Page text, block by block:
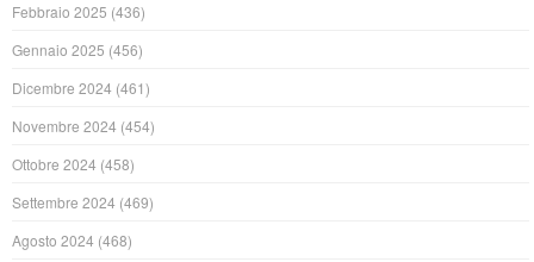
Febbraio 2025 (436)
Gennaio 2025 (456)
Dicembre 2024 (461)
Novembre 2024 (454)
Ottobre 2024 (458)
Settembre 2024 (469)
Agosto 2024 (468)